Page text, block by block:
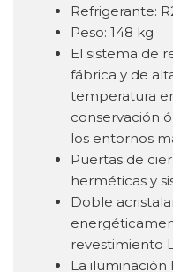
Refrigerante:
Peso: 148 kg
El sistema de
fábrica y de
temperatura
conservación
los entornos
Puertas de
herméticas y
Doble
revestimiento
La iluminación